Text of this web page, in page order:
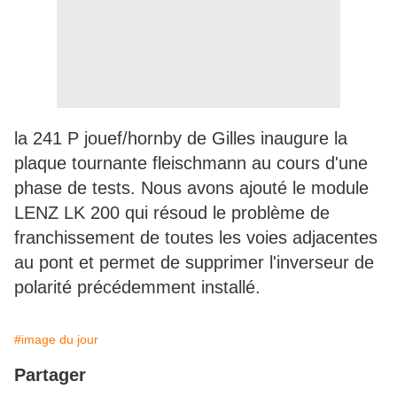
la 241 P jouef/hornby de Gilles inaugure la
plaque tournante fleischmann au cours d'une
phase de tests. Nous avons ajouté le module
LENZ LK 200 qui résoud le problème de
franchissement de toutes les voies adjacentes
au pont et permet de supprimer l'inverseur de
polarité précédemment installé.
#image du jour
Partager